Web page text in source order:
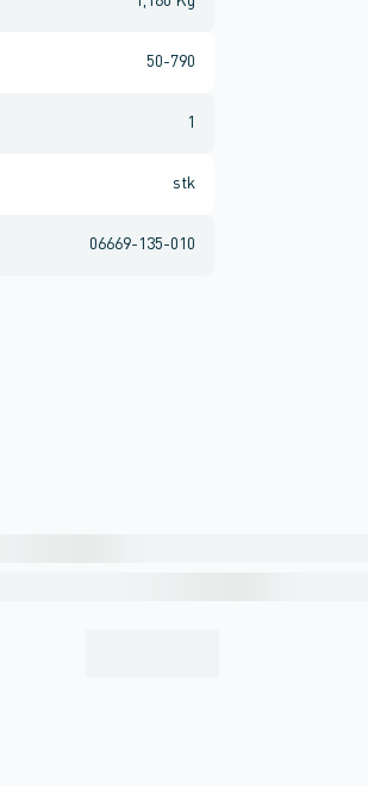
50-790
1
stk
06669-135-010